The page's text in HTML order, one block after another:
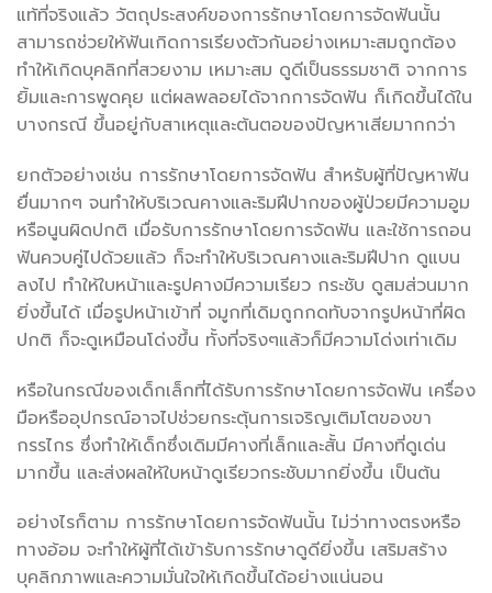
แท้ที่จริงแล้ว วัตถุประสงค์ของการรักษาโดยการจัดฟันนั้น
สามารถช่วยให้ฟันเกิดการเรียงตัวกันอย่างเหมาะสมถูกต้อง
ทำให้เกิดบุคลิกที่สวยงาม เหมาะสม ดูดีเป็นธรรมชาติ จากการ
ยิ้มและการพูดคุย แต่ผลพลอยได้จากการจัดฟัน ก็เกิดขึ้นได้ใน
บางกรณี ขึ้นอยู่กับสาเหตุและต้นตอของปัญหาเสียมากกว่า
ยกตัวอย่างเช่น การรักษาโดยการจัดฟัน สำหรับผู้ที่ปัญหาฟัน
ยื่นมากๆ จนทำให้บริเวณคางและริมฝีปากของผู้ป่วยมีความอูม
หรือนูนผิดปกติ เมื่อรับการรักษาโดยการจัดฟัน และใช้การถอน
ฟันควบคู่ไปด้วยแล้ว ก็จะทำให้บริเวณคางและริมฝีปาก ดูแบน
ลงไป ทำให้ใบหน้าและรูปคางมีความเรียว กระชับ ดูสมส่วนมาก
ยิ่งขึ้นได้ เมื่อรูปหน้าเข้าที่ จมูกที่เดิมถูกกดทับจากรูปหน้าที่ผิด
ปกติ ก็จะดูเหมือนโด่งขึ้น ทั้งที่จริงๆแล้วก็มีความโด่งเท่าเดิม
หรือในกรณีของเด็กเล็กที่ได้รับการรักษาโดยการจัดฟัน เครื่อง
มือหรืออุปกรณ์อาจไปช่วยกระตุ้นการเจริญเติมโตของขา
กรรไกร ซึ่งทำให้เด็กซึ่งเดิมมีคางที่เล็กและสั้น มีคางที่ดูเด่น
มากขึ้น และส่งผลให้ใบหน้าดูเรียวกระชับมากยิ่งขึ้น เป็นต้น
อย่างไรก็ตาม การรักษาโดยการจัดฟันนั้น ไม่ว่าทางตรงหรือ
ทางอ้อม จะทำให้ผู้ที่ได้เข้ารับการรักษาดูดียิ่งขึ้น เสริมสร้าง
บุคลิกภาพและความมั่นใจให้เกิดขึ้นได้อย่างแน่นอน